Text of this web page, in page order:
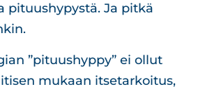
pituushypystä. Ja pitkä
”pituushyppy” ei ollut
mukaan itsetarkoitus,